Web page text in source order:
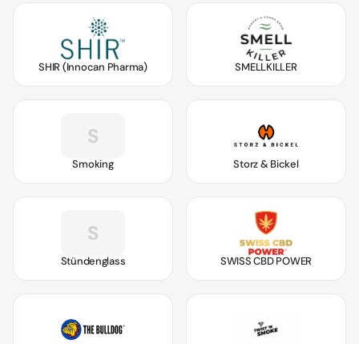
SHIR (Innocan Pharma) SMELLKILLER
S
Smoking Storz & Bickel
S
Stündenglass SWISS CBD POWER